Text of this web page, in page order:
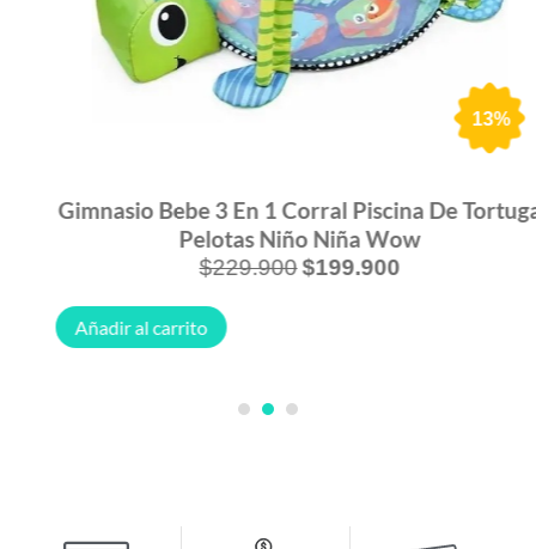
13%
Gimnasio Bebe 3 En 1 Corral Piscina De Tortuga
Pelotas Niño Niña Wow
229.900$199.900
Añadir al carrito